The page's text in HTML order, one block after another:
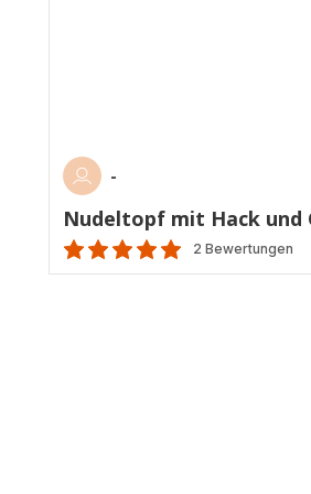
-
Nudeltopf mit Hack und
Bewertung
2 Bewertungen